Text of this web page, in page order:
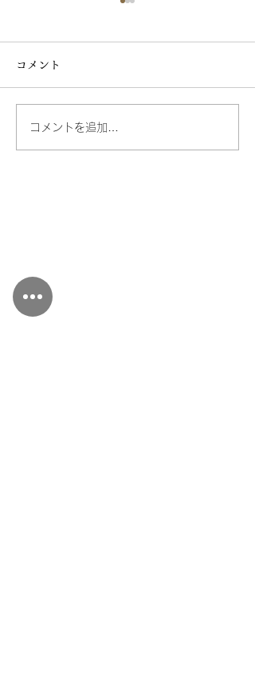
【5月休業日のご案内】
コメント
コメントを追加…